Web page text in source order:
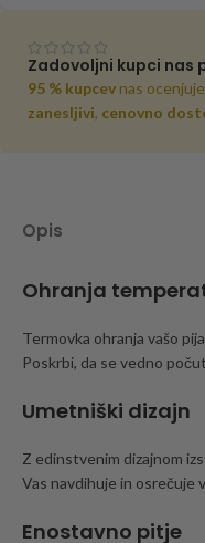
Zadovoljni kupci nas
95 % kupcev nas
zanesljivi, cenovno
Opis
Ohranja
Termovka ohranja vašo
Poskrbi, da se vedno
Umetniški dizajn
Z edinstvenim dizajnom
Vas navdihuje in osrečuje
Enostavno pitje